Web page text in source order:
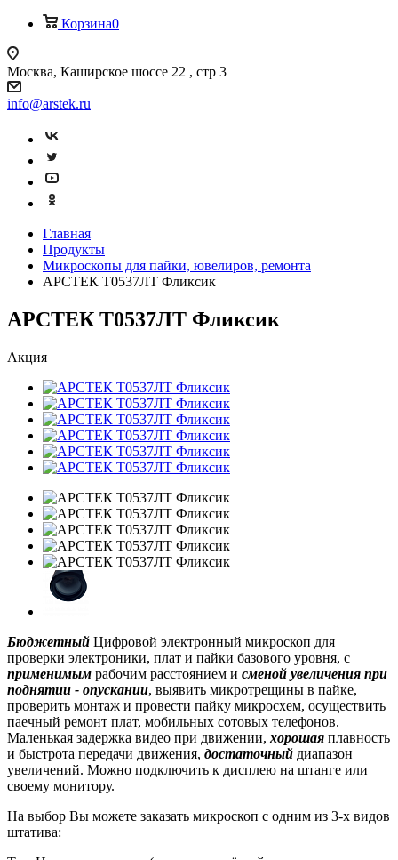
Корзина0
Москва, Каширское шоссе 22 , стр 3
info@arstek.ru
Главная
Продукты
Микроскопы для пайки, ювелиров, ремонта
АРСТЕК Т0537ЛТ Фликсик
АРСТЕК Т0537ЛТ Фликсик
Акция
Бюджетный Цифровой электронный микроскоп для
проверки электроники, плат и пайки базового уровня, с
применимым рабочим расстоянием и сменой увеличения при
поднятии - опускании, выявить микротрещины в пайке,
проверить монтаж и провести пайку микросхем, осуществить
паечный ремонт плат, мобильных сотовых телефонов.
Маленькая задержка видео при движении, хорошая плавность
и быстрота передачи движения, достаточный диапазон
увеличений. Можно подключить к дисплею на штанге или
своему монитору.
На выбор Вы можете заказать микроскоп с одним из 3-х видов
штатива: